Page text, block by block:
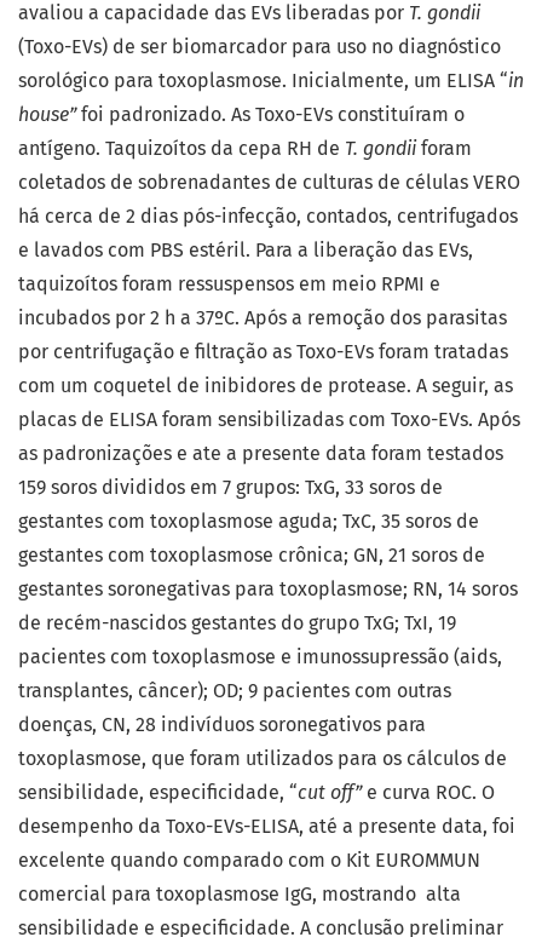
avaliou a capacidade das EVs liberadas por T. gondii
(Toxo-EVs) de ser biomarcador para uso no diagnóstico
sorológico para toxoplasmose. Inicialmente, um ELISA “in
house”foi padronizado. As Toxo-EVs constituíram o
antígeno. Taquizoítos da cepa RH de T. gondii foram
coletados de sobrenadantes de culturas de células VERO
há cerca de 2 dias pós-infecção, contados, centrifugados
e lavados com PBS estéril. Para a liberação das EVs,
taquizoítos foram ressuspensos em meio RPMI e
incubados por 2 h a 37ºC. Após a remoção dos parasitas
por centrifugação e filtração as Toxo-EVs foram tratadas
com um coquetel de inibidores de protease. A seguir, as
placas de ELISA foram sensibilizadas com Toxo-EVs. Após
as padronizações e ate a presente data foram testados
159 soros divididos em 7 grupos: TxG, 33 soros de
gestantes com toxoplasmose aguda; TxC, 35 soros de
gestantes com toxoplasmose crônica; GN, 21 soros de
gestantes soronegativas para toxoplasmose; RN, 14 soros
de recém-nascidos gestantes do grupo TxG; TxI, 19
pacientes com toxoplasmose e imunossupressão (aids,
transplantes, câncer); OD; 9 pacientes com outras
doenças, CN, 28 indivíduos soronegativos para
toxoplasmose, que foram utilizados para os cálculos de
sensibilidade, especificidade, “cut off”e curva ROC. O
desempenho da Toxo-EVs-ELISA, até a presente data, foi
excelente quando comparado com o Kit EUROMMUN
comercial para toxoplasmose IgG, mostrando alta
sensibilidade e especificidade. A conclusão preliminar